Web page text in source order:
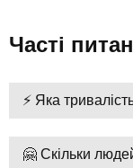
Часті
⚡ Яка
🤗 Скільки